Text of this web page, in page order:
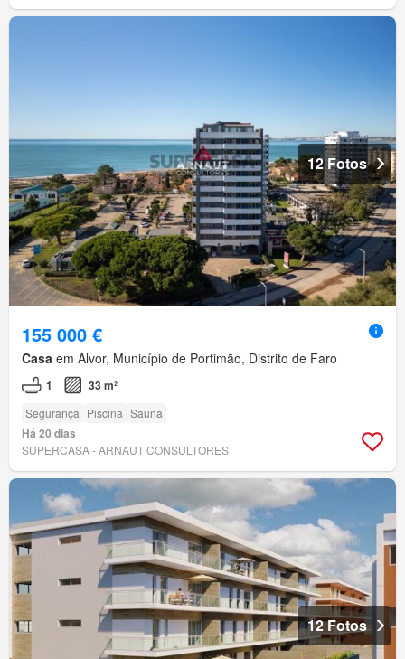
12 Fotos
155 000 €
Casa em Alvor, Município de Portimão, Distrito de Faro
1 33 m²
Segurança Piscina Sauna
Há 20 dias
SUPERCASA - ARNAUT CONSULTORES
12 Fotos